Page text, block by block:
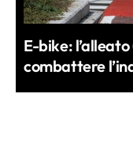
E-bike:
combattere